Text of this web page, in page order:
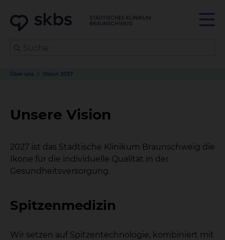
Über uns Vision 2027
Unsere Vision
2027 ist das Städtische Klinikum Braunschweig die
Ikone für die individuelle Qualität in der
Gesundheitsversorgung.
Spitzenmedizin
Wir setzen auf Spitzentechnologie, kombiniert mit